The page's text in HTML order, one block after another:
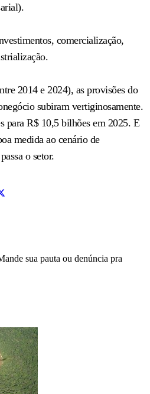
comercialização,
2014 e 2024), as provisões do
subiram vertiginosamente.
para R$ 10,5 bilhões em 2025. E
medida ao cenário de
o setor.
sua pauta ou denúncia pra